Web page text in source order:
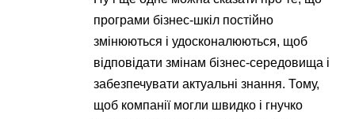
програми бізнес-шкіл постійно
змінюються і удосконалюються, щоб
відповідати змінам бізнес-середовища і
забезпечувати актуальні знання. Тому,
щоб компанії могли швидко і гнучко